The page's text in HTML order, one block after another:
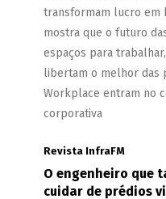
transformam lucro em
mostra que o futuro
espaços para
libertam o melhor das
Workplace entram no
corporativa
Revista InfraFM
O engenheiro que
cuidar de prédios